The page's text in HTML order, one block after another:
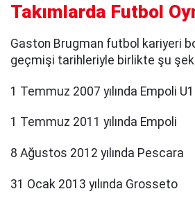
Takımlarda Futbol
Gaston Brugman futbol kariyeri
geçmişi tarihleriyle birlikte şu
1 Temmuz 2007 yılında Empoli
1 Temmuz 2011 yılında Empoli
8 Ağustos 2012 yılında Pescara
31 Ocak 2013 yılında Grosseto